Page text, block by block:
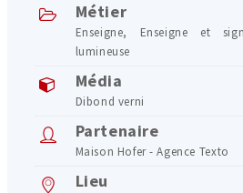
Métier
Enseigne, Enseigne et
lumineuse
Média
Dibond verni
Partenaire
Maison Hofer - Agence Texto
Lieu